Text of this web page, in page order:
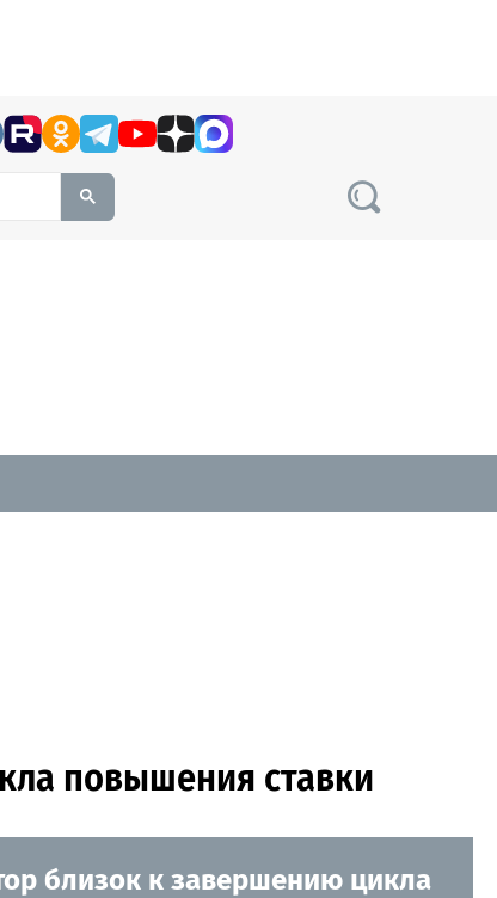
site, enter a search term
повышения ставки
близок к завершению цикла